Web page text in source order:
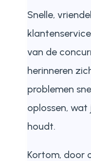
Snelle,
van de
herinneren
problemen
oplossen, wat
houdt.
Kortom, door